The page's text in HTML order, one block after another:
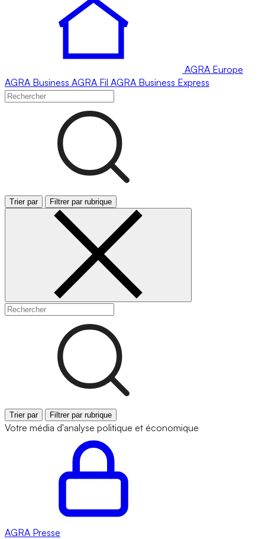
AGRA Europe
AGRA Business AGRA Fil AGRA Business Express
Trier par Filtrer par rubrique
Trier par Filtrer par rubrique
Votre média d'analyse politique et économique
AGRA Presse